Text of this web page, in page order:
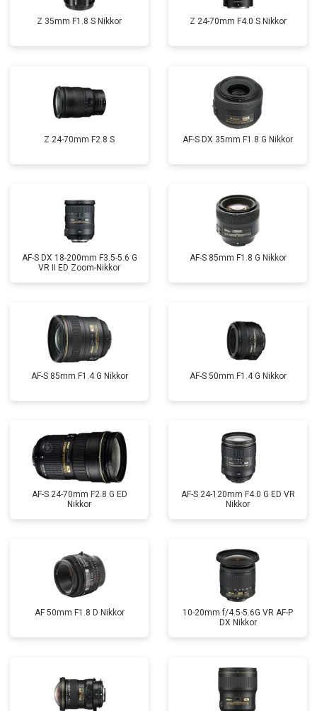
Z 35mm F1.8 S Nikkor Z 24-70mm F4.0 S Nikkor
Z 24-70mm F2.8 S AF-S DX 35mm F1.8 G Nikkor
AF-S DX 18-200mm F3.5-5.6 G
VR II ED Zoom-Nikkor
AF-S 85mm F1.8 G Nikkor
AF-S 85mm F1.4 G Nikkor AF-S 50mm F1.4 G Nikkor
AF-S 24-70mm F2.8 G ED
Nikkor
AF-S 24-120mm F4.0 G ED VR
Nikkor
AF 50mm F1.8 D Nikkor
10-20mm f/4.5-5.6G VR AF-P
DX Nikkor